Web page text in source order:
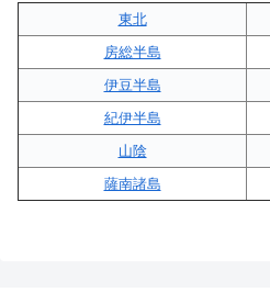
東北
房総半島
伊豆半島
紀伊半島
山陰
薩南諸島